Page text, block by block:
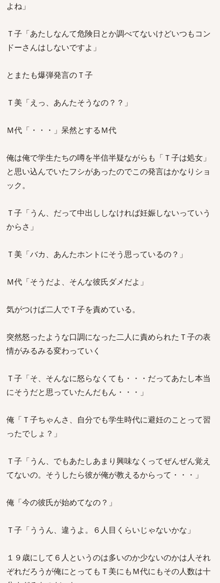
よね」
Ｔ子「あたしなんて危険日とか調べてないけどいつもコン
ドーさんはしないですよ」
とまたも爆弾発言のＴ子
Ｔ美「えっ、あんたそうなの？？」
Ｍ代「・・・」呆然とするＭ代
俺は俺で学生たちの噂を半信半疑ながらも「Ｔ子は処女」
と思い込んでいたフシがあったのでこの発言はかなりショ
ック。
Ｔ子「うん、だって中出ししなければ妊娠しないっていう
からさ」
Ｔ美「バカ、あんたホントにそう思っているの？」
Ｍ代「そうだよ、そんな彼氏ダメだよ」
気がつけば二人でＴ子を責めている。
突然怒ったような口調になった二人に責められたＴ子の表
情がみるみる変わっていく
Ｔ子「そ、そんなに怒らなくても・・・だってあたし本当
にそうだと思っていたんだもん・・・」
俺「Ｔ子ちゃんさ、自分でも学生時代に避妊のことって習
ったでしょ？」
Ｔ子「うん、でもあたしあまり興味なくってぜんぜん覚え
てないの。そうしたら彼が俺が教えるからって・・・」
俺「今の彼氏が始めてなの？」
Ｔ子「ううん、違うよ。６人目くらいじゃないかな」
１９歳にして６人というのは多いのか少ないのかは人それ
ぞれだろうが俺にとってもＴ美にもＭ代にもその人数は十